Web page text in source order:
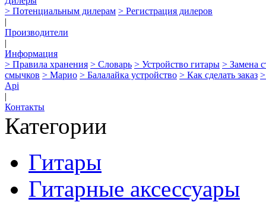
> Потенциальным дилерам > Регистрация дилеров
|
Производители
|
Информация
> Правила хранения > Словарь > Устройство гитары > Замена
смычков > Марио > Балалайка устройство > Как сделать заказ
Api
|
Контакты
Категории
Гитары
Гитарные аксессуары